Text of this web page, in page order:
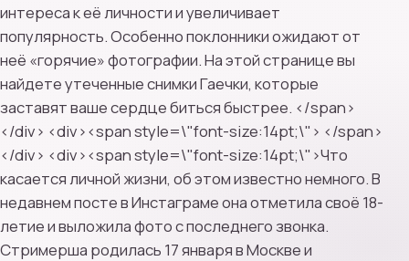
интереса к её личности и увеличивает
популярность. Особенно поклонники ожидают от
неё «горячие» фотографии. На этой странице вы
найдете утеченные снимки Гаечки, которые
заставят ваше сердце биться быстрее. </span>
</div> <div><span style=\"font-size:14pt;\"> </span>
</div> <div><span style=\"font-size:14pt;\">Что
касается личной жизни, об этом известно немного. В
недавнем посте в Инстаграме она отметила своё 18-
летие и выложила фото с последнего звонка.
Стримерша родилась 17 января в Москве и